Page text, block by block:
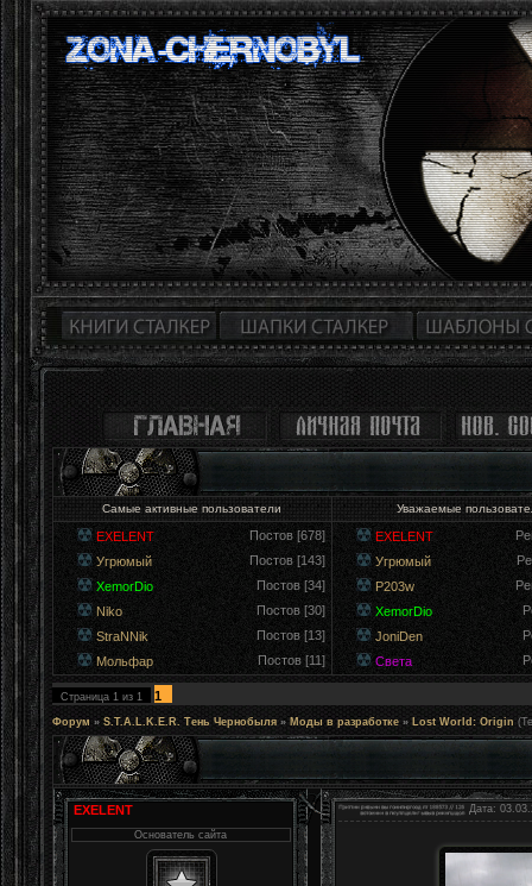
Самые активные пользователи Уважаемые
EXELENT
Постов [678]
Угрюмый
Постов [143]
XemorDio
Постов [34]
Niko
Постов [30]
StraNNik
Постов [13]
Мольфар
Постов [11]
EXELENT
Угрюмый
P203w
XemorDio
JoniDen
Света
Страница 1 из 1 1
Форум » S.T.A.L.K.E.R. Тень Чернобыля » Моды в разработке » Lost World: Origin
EXELENT
Основатель сайта
Дата: